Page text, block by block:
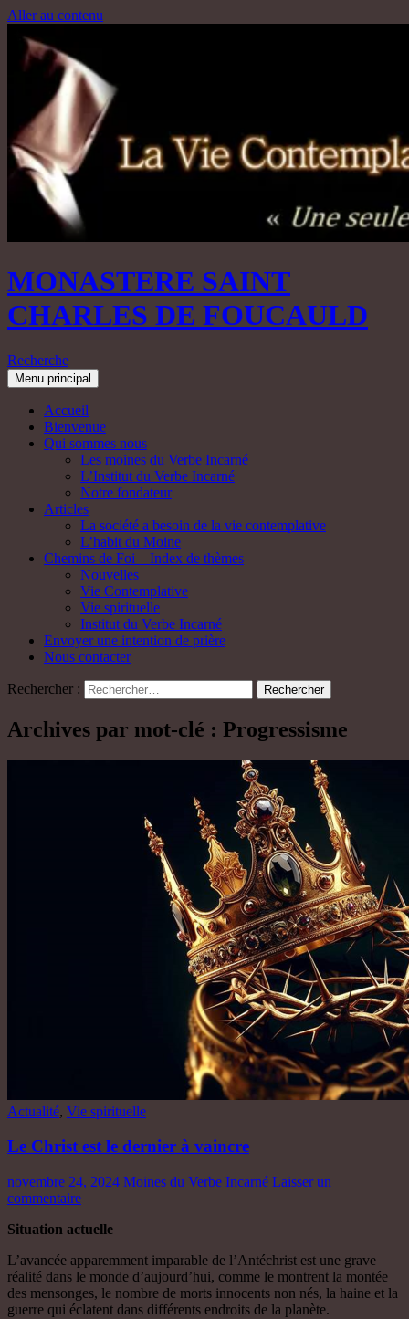
Aller au contenu
MONASTERE SAINT
CHARLES DE FOUCAULD
Recherche
Menu principal
Accueil
Bienvenue
Qui sommes nous
Les moines du Verbe Incarné
L’Institut du Verbe Incarné
Notre fondateur
Articles
La société a besoin de la vie contemplative
L’habit du Moine
Chemins de Foi – Index de thèmes
Nouvelles
Vie Contemplative
Vie spirituelle
Institut du Verbe Incarné
Envoyer une intention de prière
Nous contacter
Rechercher :
Archives par mot-clé : Progressisme
Actualité, Vie spirituelle
Le Christ est le dernier à vaincre
novembre 24, 2024 Moines du Verbe Incarné Laisser un
commentaire
Situation actuelle
L’avancée apparemment imparable de l’Antéchrist est une grave
réalité dans le monde d’aujourd’hui, comme le montrent la montée
des mensonges, le nombre de morts innocents non nés, la haine et la
guerre qui éclatent dans différents endroits de la planète.